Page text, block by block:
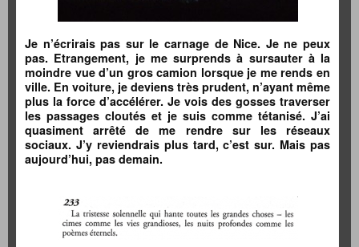
Je n’écrirais pas sur le carnage de Nice. Je ne peux
pas. Etrangement, je me surprends à sursauter à la
moindre vue d’un gros camion lorsque je me rends en
ville. En voiture, je deviens très prudent, n’ayant même
plus la force d’accélérer. Je vois des gosses traverser
les passages cloutés et je suis comme tétanisé. J’ai
quasiment arrêté de me rendre sur les réseaux
sociaux. J’y reviendrais plus tard, c’est sur. Mais pas
aujourd’hui, pas demain.